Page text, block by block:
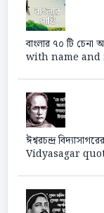
বাংলার ৭০ টি
with name and
ঈশ্বরচন্দ্র
Vidyasagar